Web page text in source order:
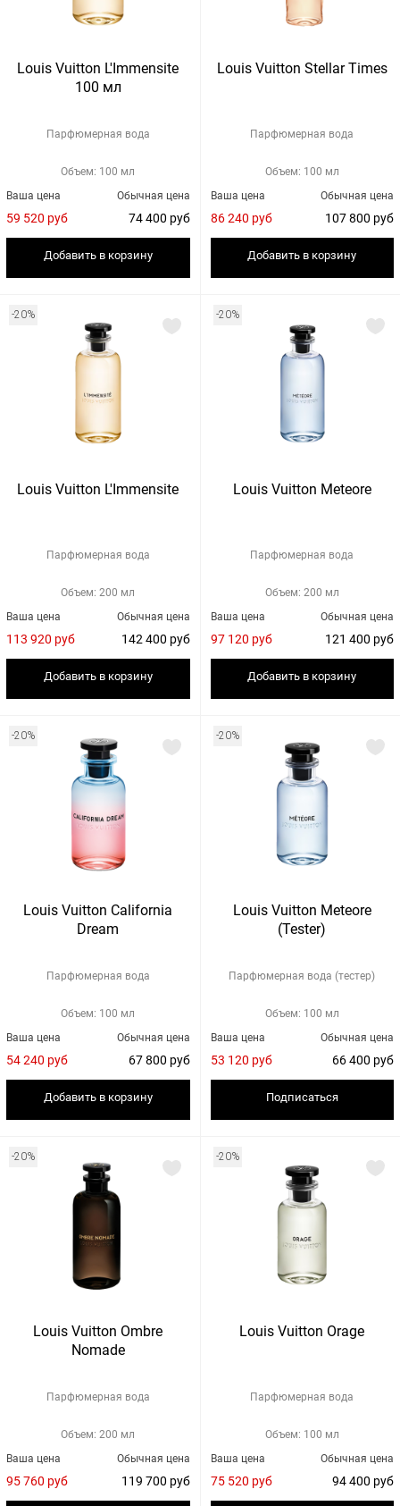
Louis Vuitton L'Immensite
100 мл
Парфюмерная вода
Объем: 100 мл
Обычная цена
74 400 руб
Ваша цена
59 520 руб
Добавить в корзину
Louis Vuitton Stellar Times
Парфюмерная вода
Объем: 100 мл
Обычная цена
107 800 руб
Ваша цена
86 240 руб
Добавить в корзину
-20%
Louis Vuitton L'Immensite
Парфюмерная вода
Объем: 200 мл
Обычная цена
142 400 руб
Ваша цена
113 920 руб
Добавить в корзину
-20%
Louis Vuitton Meteore
Парфюмерная вода
Объем: 200 мл
Обычная цена
121 400 руб
Ваша цена
97 120 руб
Добавить в корзину
-20%
Louis Vuitton California
Dream
Парфюмерная вода
Объем: 100 мл
Обычная цена
67 800 руб
Ваша цена
54 240 руб
Добавить в корзину
-20%
Louis Vuitton Meteore
(Tester)
Парфюмерная вода (тестер)
Объем: 100 мл
Обычная цена
66 400 руб
Ваша цена
53 120 руб
Подписаться
-20%
Louis Vuitton Ombre
Nomade
Парфюмерная вода
Объем: 200 мл
Обычная цена
119 700 руб
Ваша цена
95 760 руб
-20%
Louis Vuitton Orage
Парфюмерная вода
Объем: 100 мл
Обычная цена
94 400 руб
Ваша цена
75 520 руб